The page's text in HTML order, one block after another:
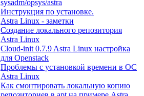
sysadm/opsys/astra
Инструкция по установке.
Astra Linux - заметки
Создание локального репозитория
Astra Linux
Cloud-init 0.7.9 Astra Linux настройка
для Openstack
Проблемы с установкой времени в ОС
Astra Linux
Как смонтировать локальную копию